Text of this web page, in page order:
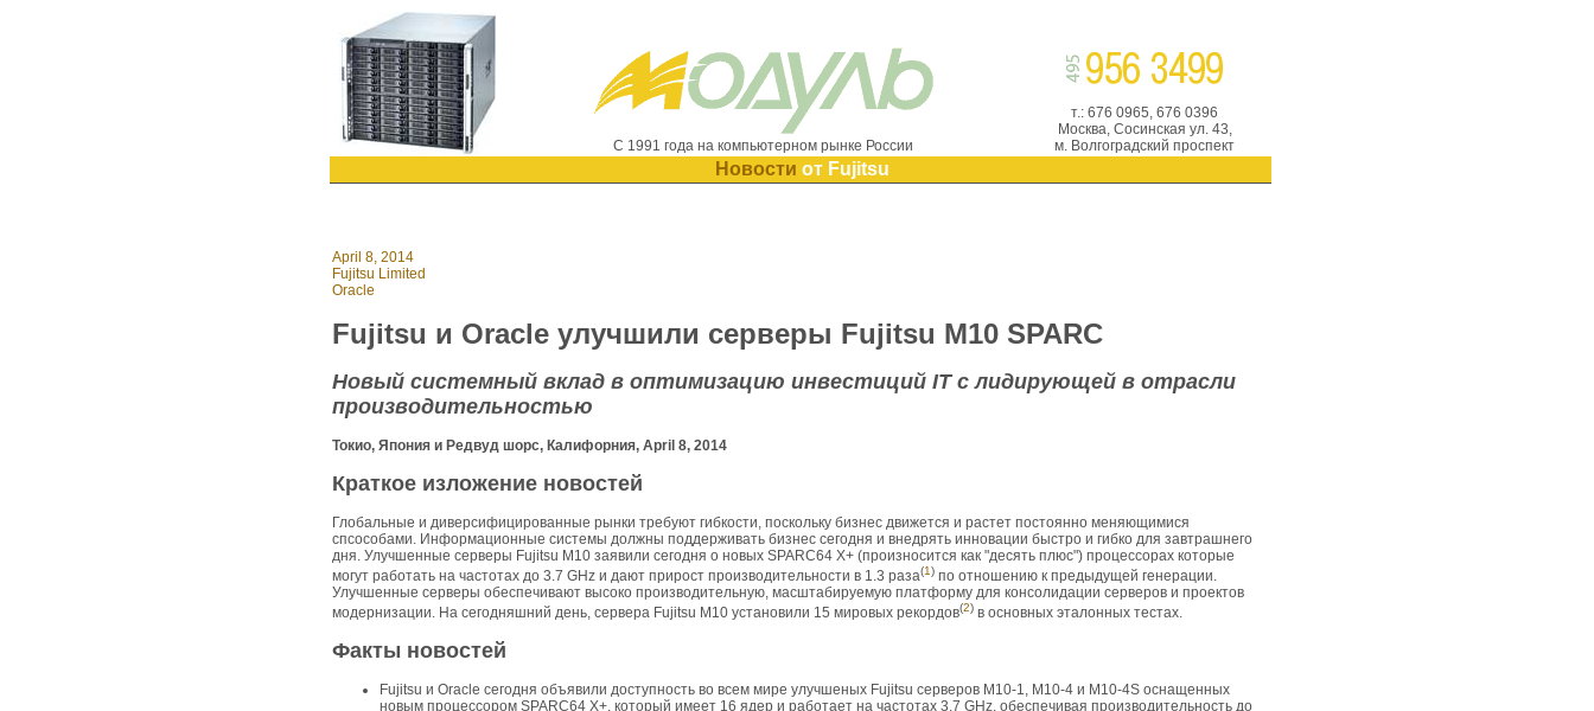
С 1991 года на компьютерном рынке России
т.: 676 0965, 676 0396
Москва, Сосинская ул. 43,
м. Волгоградский проспект
Новости от Fujitsu
April 8, 2014
Fujitsu Limited
Oracle
Fujitsu и Oracle улучшили серверы Fujitsu M10 SPARC
Новый системный вклад в оптимизацию инвестиций IT с лидирующей в отрасли
производительностью
Токио, Япония и Редвуд шорс, Калифорния, April 8, 2014
Краткое изложение новостей
Глобальные и диверсифицированные рынки требуют гибкости, поскольку бизнес движется и растет постоянно меняющимися
спсособами. Информационные системы должны поддерживать бизнес сегодня и внедрять инновации быстро и гибко для завтрашнего
дня. Улучшенные серверы Fujitsu M10 заявили сегодня о новых SPARC64 X+ (произносится как "десять плюс") процессорах которые
могут работать на частотах до 3.7 GHz и дают прирост производительности в 1.3 раза(1) по отношению к предыдущей генерации.
Улучшенные серверы обеспечивают высоко производительную, масштабируемую платформу для консолидации серверов и проектов
модернизации. На сегодняшний день, сервера Fujitsu M10 установили 15 мировых рекордов(2) в основных эталонных тестах.
Факты новостей
Fujitsu и Oracle сегодня объявили доступность во всем мире улучшеных Fujitsu серверов M10-1, M10-4 и M10-4S оснащенных
новым процессором SPARC64 X+, который имеет 16 ядер и работает на частотах 3.7 GHz, обеспечивая производительность до